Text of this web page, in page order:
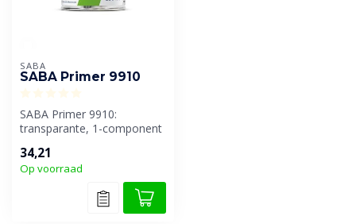
SABA
SABA Primer 9910
SABA Primer 9910:
transparante, 1-component
34,21
Op voorraad